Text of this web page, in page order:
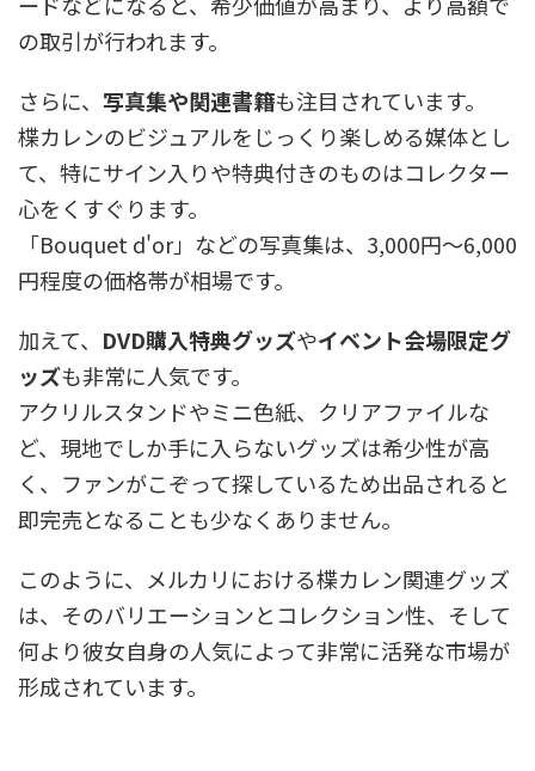
の取引が行われます。
さらに、 写真集や関連書籍も注目されています。
楪カレンのビジュアルをじっくり楽しめる媒体とし
て、特にサイン入りや特典付きのものはコレクター
心をくすぐります。
「Bouquet d'or」などの写真集は、3,000円〜6,000
円程度の価格帯が相場です。
加えて、 DVD購入特典グッズやイベント会場限定グ
ッズも非常に人気です。
アクリルスタンドやミニ色紙、クリアファイルな
ど、現地でしか手に入らないグッズは希少性が高
く、ファンがこぞって探しているため出品されると
即完売となることも少なくありません。
このように、メルカリにおける楪カレン関連グッズ
は、そのバリエーションとコレクション性、そして
何より彼女自身の人気によって非常に活発な市場が
形成されています。